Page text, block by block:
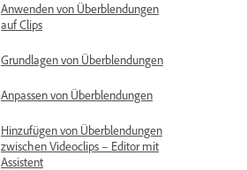
Anwenden von Überblendungen
auf Clips
Grundlagen von Überblendungen
Anpassen von Überblendungen
Hinzufügen von Überblendungen
zwischen Videoclips – Editor mit
Assistent